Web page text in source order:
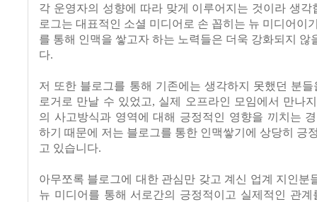
각 운영자의 성향에 따라 맞게 이루어지는 것이라 생각
로그는 대표적인 소셜 미디어로 손 꼽히는 뉴 미디어이
를 통해 인맥을 쌓고자 하는 노력들은 더욱 강화되지 않
다.
저 또한 블로그를 통해 기존에는 생각하지 못했던 분
로거로 만날 수 있었고, 실제 오프라인 모임에서 만나
의 사고방식과 영역에 대해 긍정적인 영향을 끼치는
하기 때문에 저는 블로그를 통한 인맥쌓기에 상당히 긍
고 있습니다.
아무쪼록 블로그에 대한 관심만 갖고 계신 업계 지인분
뉴 미디어를 통해 서로간의 긍정적이고 실제적인 관